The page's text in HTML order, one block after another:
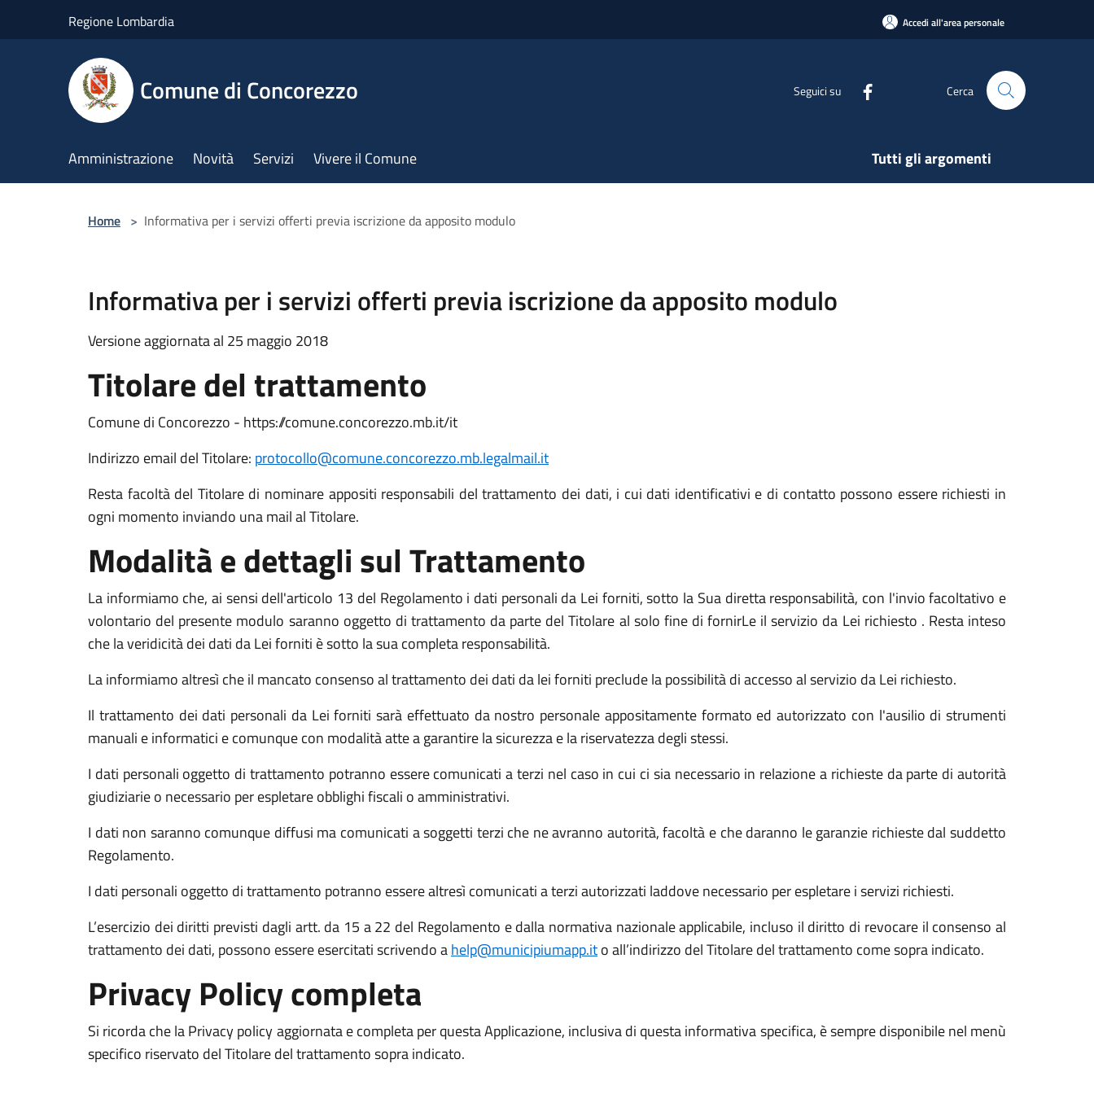
Regione Lombardia Accedi all'area personale
Comune di Concorezzo Seguici su Cerca
Amministrazione Novità Servizi Vivere il Comune Tutti gli argomenti
Home > Informativa per i servizi offerti previa iscrizione da apposito modulo
Informativa per i servizi offerti previa iscrizione da apposito modulo
Versione aggiornata al 25 maggio 2018
Titolare del trattamento
Comune di Concorezzo - https://comune.concorezzo.mb.it/it
Indirizzo email del Titolare: protocollo@comune.concorezzo.mb.legalmail.it
Resta facoltà del Titolare di nominare appositi responsabili del trattamento dei dati, i cui dati identificativi e di contatto possono essere richiesti in
ogni momento inviando una mail al Titolare.
Modalità e dettagli sul Trattamento
La informiamo che, ai sensi dell'articolo 13 del Regolamento i dati personali da Lei forniti, sotto la Sua diretta responsabilità, con l'invio facoltativo e
volontario del presente modulo saranno oggetto di trattamento da parte del Titolare al solo fine di fornirLe il servizio da Lei richiesto . Resta inteso
che la veridicità dei dati da Lei forniti è sotto la sua completa responsabilità.
La informiamo altresì che il mancato consenso al trattamento dei dati da lei forniti preclude la possibilità di accesso al servizio da Lei richiesto.
Il trattamento dei dati personali da Lei forniti sarà effettuato da nostro personale appositamente formato ed autorizzato con l'ausilio di strumenti
manuali e informatici e comunque con modalità atte a garantire la sicurezza e la riservatezza degli stessi.
I dati personali oggetto di trattamento potranno essere comunicati a terzi nel caso in cui ci sia necessario in relazione a richieste da parte di autorità
giudiziarie o necessario per espletare obblighi fiscali o amministrativi.
I dati non saranno comunque diffusi ma comunicati a soggetti terzi che ne avranno autorità, facoltà e che daranno le garanzie richieste dal suddetto
Regolamento.
I dati personali oggetto di trattamento potranno essere altresì comunicati a terzi autorizzati laddove necessario per espletare i servizi richiesti.
L’esercizio dei diritti previsti dagli artt. da 15 a 22 del Regolamento e dalla normativa nazionale applicabile, incluso il diritto di revocare il consenso al
trattamento dei dati, possono essere esercitati scrivendo ahelp@municipiumapp.ito all’indirizzo del Titolare del trattamento come sopra indicato.
Privacy Policy completa
Si ricorda che la Privacy policy aggiornata e completa per questa Applicazione, inclusiva di questa informativa specifica, è sempre disponibile nel menù
specifico riservato del Titolare del trattamento sopra indicato.